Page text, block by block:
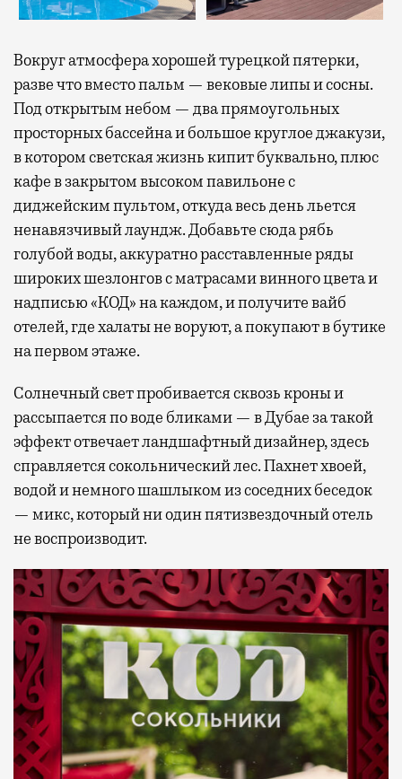
Вокруг атмосфера хорошей турецкой пятерки,
разве что вместо пальм — вековые липы и сосны.
Под открытым небом — два прямоугольных
просторных бассейна и большое круглое джакузи,
в котором светская жизнь кипит буквально, плюс
кафе в закрытом высоком павильоне с
диджейским пультом, откуда весь день льется
ненавязчивый лаундж. Добавьте сюда рябь
голубой воды, аккуратно расставленные ряды
широких шезлонгов с матрасами винного цвета и
надписью «КОД» на каждом, и получите вайб
отелей, где халаты не воруют, а покупают в бутике
на первом этаже.
Солнечный свет пробивается сквозь кроны и
рассыпается по воде бликами — в Дубае за такой
эффект отвечает ландшафтный дизайнер, здесь
справляется сокольнический лес. Пахнет хвоей,
водой и немного шашлыком из соседних беседок
— микс, который ни один пятизвездочный отель
не воспроизводит.